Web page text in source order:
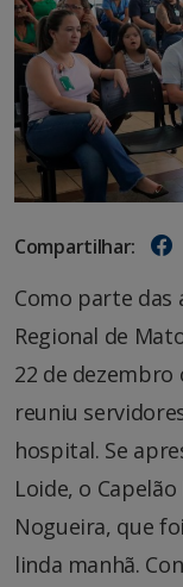
Compartilhar:
Como parte das
Regional de
22 de
reuniu
hospital. Se
Loide, o
Nogueira, que
linda manhã.